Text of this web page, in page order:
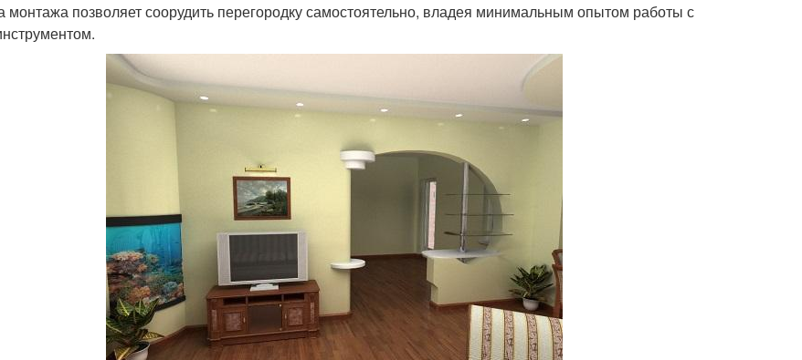
монтажа позволяет соорудить перегородку самостоятельно, владея минимальным опытом работы с